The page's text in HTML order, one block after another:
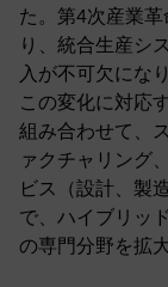
た。第4次産業
り、統合生産シ
入が不可欠にな
この変化に対応
組み合わせて、
ァクチャリング
ビス（設計、製
で、ハイブリッ
の専門分野を拡